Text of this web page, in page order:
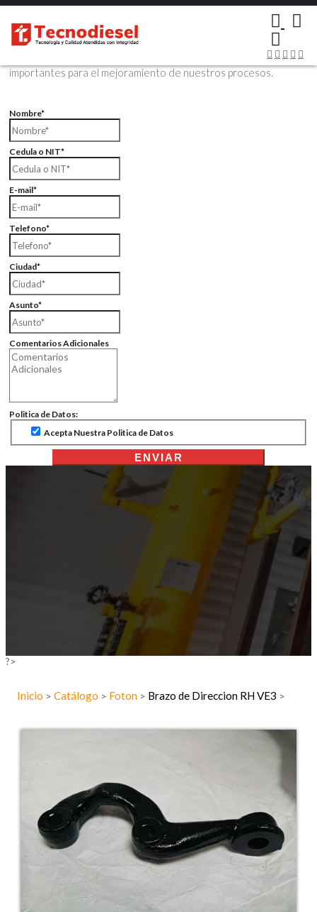
Contáctenos Vía Email
Envíenos sus datos con sus comentarios, sus opiniones son muy
importantes para el mejoramiento de nuestros procesos.
Nombre*
Cedula o NIT*
E-mail*
Telefono*
Ciudad*
Asunto*
Comentarios Adicionales
Politica de Datos:
Acepta Nuestra Politica de Datos
ENVIAR
?>
Inicio > Catálogo > Foton > Brazo de Direccion RH VE3 >